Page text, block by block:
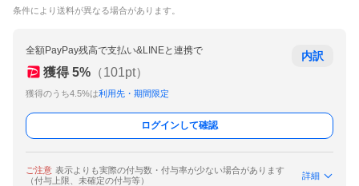
条件により送料が異なる場合があります。
全額PayPay残高で支払い&LINEと連携で
獲得 5% （101pt）
獲得のうち4.5%は利用先・期間限定
内訳
ログインして確認
ご注意 表示よりも実際の付与数・付与率が少ない場合があります
（付与上限、未確定の付与等）
詳細